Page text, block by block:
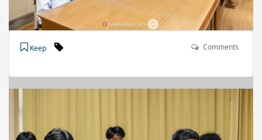
Keep Comments